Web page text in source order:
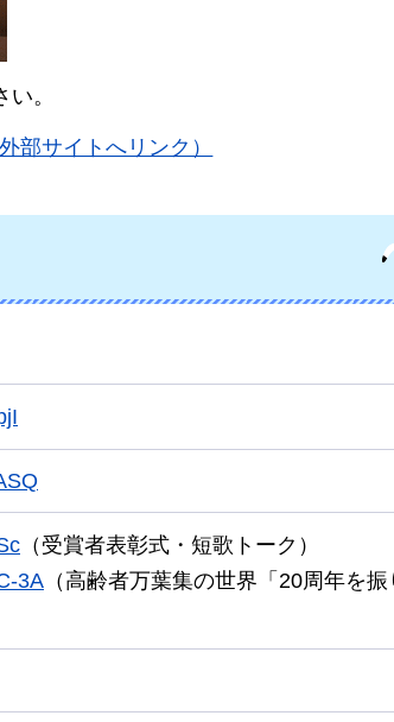
。
部サイトへリンク）
（受賞者表彰式・短歌トーク）
3A （高齢者万葉集の世界「20周年を